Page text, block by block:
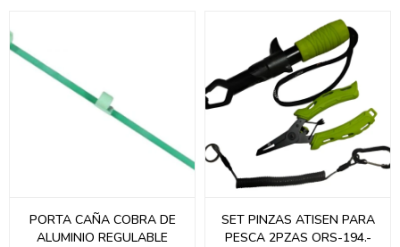
PORTA CAÑA COBRA DE
ALUMINIO REGULABLE
SET PINZAS ATISEN PARA
PESCA 2PZAS ORS-194.-